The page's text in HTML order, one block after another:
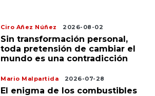
Ciro Añez Núñez 2026-08-02
Sin transformación personal,
toda pretensión de cambiar el
mundo es una contradicción
Mario Malpartida 2026-07-28
El enigma de los combustibles